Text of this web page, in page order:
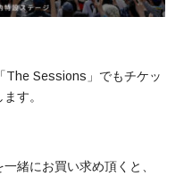
The Sessions」でもチケッ
す。
緒にお買い求め頂くと、